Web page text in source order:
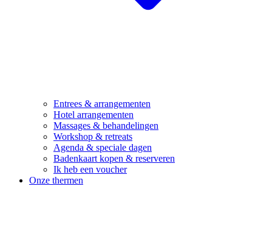
Entrees & arrangementen
Hotel arrangementen
Massages & behandelingen
Workshop & retreats
Agenda & speciale dagen
Badenkaart kopen & reserveren
Ik heb een voucher
Onze thermen